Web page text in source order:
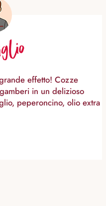
effetto! Cozze
in un delizioso
peperoncino, olio extra